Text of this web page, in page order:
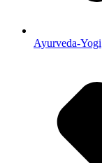
Ayurveda-Yogi